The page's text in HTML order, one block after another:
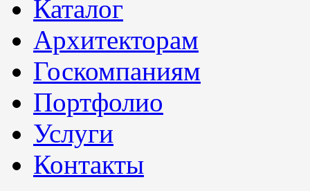
Каталог
Архитекторам
Госкомпаниям
Портфолио
Услуги
Контакты